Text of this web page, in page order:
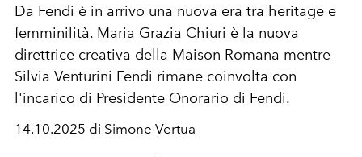
Da Fendi è in arrivo una nuova era tra heritage e
femminilità. Maria Grazia Chiuri è la nuova
direttrice creativa della Maison Romana mentre
Silvia Venturini Fendi rimane coinvolta con
l'incarico di Presidente Onorario di Fendi.
14.10.2025 di Simone Vertua